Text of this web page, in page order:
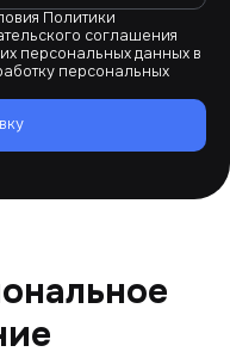
Политики
соглашения
персональных данных в
персональных